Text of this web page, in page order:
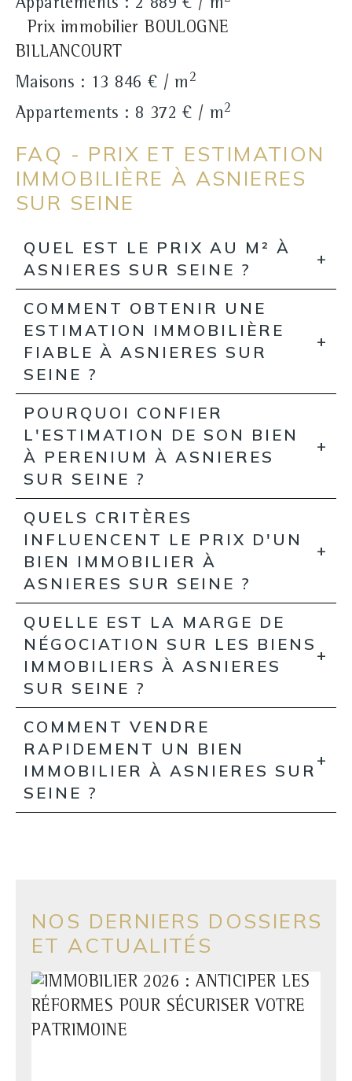
Appartements : 2 889 € / m
Prix immobilier BOULOGNE
BILLANCOURT
Maisons : 13 846 € / m 2
Appartements : 8 372 € / m2
FAQ - PRIX ET ESTIMATION
IMMOBILIÈRE À ASNIERES
SUR SEINE
QUEL EST LE PRIX AU M² À
ASNIERES SUR SEINE ?
COMMENT OBTENIR UNE
ESTIMATION IMMOBILIÈRE
FIABLE À ASNIERES SUR
SEINE ?
POURQUOI CONFIER
L'ESTIMATION DE SON BIEN
À PERENIUM À ASNIERES
SUR SEINE ?
QUELS CRITÈRES
INFLUENCENT LE PRIX D'UN
BIEN IMMOBILIER À
ASNIERES SUR SEINE ?
QUELLE EST LA MARGE DE
NÉGOCIATION SUR LES BIENS
IMMOBILIERS À ASNIERES
SUR SEINE ?
COMMENT VENDRE
RAPIDEMENT UN BIEN
IMMOBILIER À ASNIERES SUR
SEINE ?
NOS DERNIERS DOSSIERS
ET ACTUALITÉS